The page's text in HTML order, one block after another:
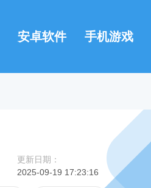
安卓软件 手机游戏
更新日期：
2025-09-19 17:23:16